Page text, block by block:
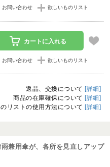
お問い合わせ 欲しいものリスト
カートに入れる
お問い合わせ 欲しいものリスト
返品、交換について [詳細]
商品の在庫確保について [詳細]
リストの使用方法について [詳細]
兼用傘が、各所を見直しアップ